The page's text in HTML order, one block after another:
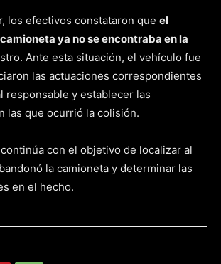
los efectivos constataron que el
ya no se encontraba en la
Ante esta situación, el vehículo fue
las actuaciones correspondientes
responsable y establecer las
las que ocurrió la colisión.
con el objetivo de localizar al
la camioneta y determinar las
en el hecho.